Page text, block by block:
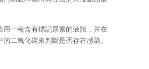
一種含有標記尿素的液體，并在
二氧化碳來判斷是否存在感染。